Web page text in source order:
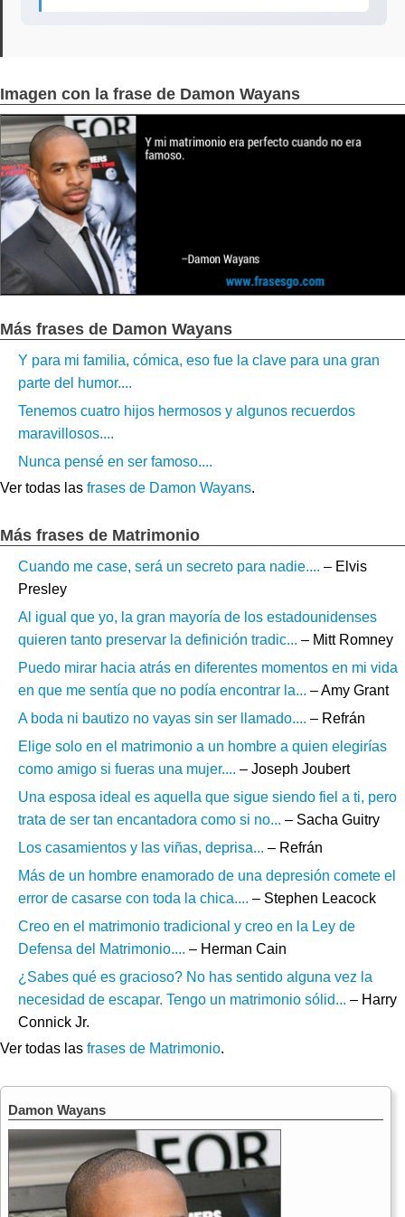
Imagen con la frase de Damon Wayans
Más frases de Damon Wayans
Y para mi familia, cómica, eso fue la clave para una gran
parte del humor....
Tenemos cuatro hijos hermosos y algunos recuerdos
maravillosos....
Nunca pensé en ser famoso....
Ver todas las frases de Damon Wayans.
Más frases de Matrimonio
Cuando me case, será un secreto para nadie.... – Elvis
Presley
Al igual que yo, la gran mayoría de los estadounidenses
quieren tanto preservar la definición tradic... – Mitt Romney
Puedo mirar hacia atrás en diferentes momentos en mi vida
en que me sentía que no podía encontrar la... – Amy Grant
A boda ni bautizo no vayas sin ser llamado.... – Refrán
Elige solo en el matrimonio a un hombre a quien elegirías
como amigo si fueras una mujer.... – Joseph Joubert
Una esposa ideal es aquella que sigue siendo fiel a ti, pero
trata de ser tan encantadora como si no... – Sacha Guitry
Los casamientos y las viñas, deprisa... – Refrán
Más de un hombre enamorado de una depresión comete el
error de casarse con toda la chica.... – Stephen Leacock
Creo en el matrimonio tradicional y creo en la Ley de
Defensa del Matrimonio.... – Herman Cain
¿Sabes qué es gracioso? No has sentido alguna vez la
necesidad de escapar. Tengo un matrimonio sólid... – Harry
Connick Jr.
Ver todas las frases de Matrimonio.
Damon Wayans